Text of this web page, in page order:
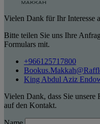
Vielen Dank für Ihr Interesse
Bitte teilen Sie uns Ihre
Formulars mit.
+966125717800
King Abdul Aziz
Vielen Dank, dass Sie unsere
auf den Kontakt.